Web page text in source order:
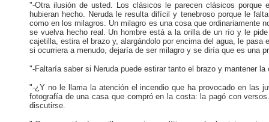
"-Otra ilusión de usted. Los clásicos le parecen clásicos
hubieran hecho. Neruda le resulta difícil y tenebroso porque le
como en los milagros. Un milagro es una cosa que ordinariamente
se vuelva hecho real. Un hombre está a la orilla de un río y le
cajetilla, estira el brazo y, alargándolo por encima del agua, le
si ocurriera a menudo, dejaría de ser milagro y se diría que es una
"-Faltaría saber si Neruda puede estirar tanto el brazo y mantener la
"-¿Y no le llama la atención el incendio que ha provocado en las
fotografía de una casa que compró en la costa: la pagó con
discutirse.